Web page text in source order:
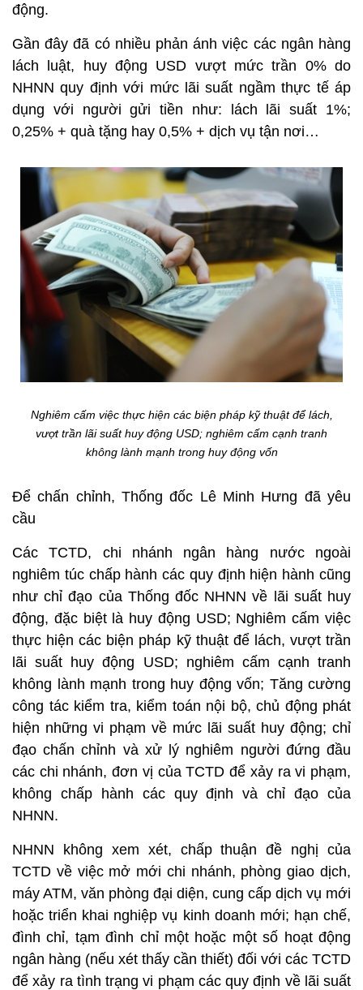
động.
Gần đây đã có nhiều phản ánh việc các ngân hàng
lách luật, huy động USD vượt mức trần 0% do
NHNN quy định với mức lãi suất ngầm thực tế áp
dụng với người gửi tiền như: lách lãi suất 1%;
0,25% + quà tặng hay 0,5% + dịch vụ tận nơi…
Nghiêm cấm việc thực hiện các biện pháp kỹ thuật để lách,
vượt trần lãi suất huy động USD; nghiêm cấm cạnh tranh
không lành mạnh trong huy động vốn
Để chấn chỉnh, Thống đốc Lê Minh Hưng đã yêu
cầu
Các TCTD, chi nhánh ngân hàng nước ngoài
nghiêm túc chấp hành các quy định hiện hành cũng
như chỉ đạo của Thống đốc NHNN về lãi suất huy
động, đặc biệt là huy động USD; Nghiêm cấm việc
thực hiện các biện pháp kỹ thuật để lách, vượt trần
lãi suất huy động USD; nghiêm cấm cạnh tranh
không lành mạnh trong huy động vốn; Tăng cường
công tác kiểm tra, kiểm toán nội bộ, chủ động phát
hiện những vi phạm về mức lãi suất huy động; chỉ
đạo chấn chỉnh và xử lý nghiêm người đứng đầu
các chi nhánh, đơn vị của TCTD để xảy ra vi phạm,
không chấp hành các quy định và chỉ đạo của
NHNN.
NHNN không xem xét, chấp thuận đề nghị của
TCTD về việc mở mới chi nhánh, phòng giao dịch,
máy ATM, văn phòng đại diện, cung cấp dịch vụ mới
hoặc triển khai nghiệp vụ kinh doanh mới; hạn chế,
đình chỉ, tạm đình chỉ một hoặc một số hoạt động
ngân hàng (nếu xét thấy cần thiết) đối với các TCTD
để xảy ra tình trạng vi phạm các quy định về lãi suất